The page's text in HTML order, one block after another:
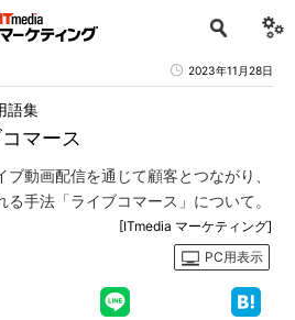
2023年11月28日
マース
語集
動画配信を通じて顧客とつながり、
手法「ライブコマース」について。
[ITmedia マーケティング]
PC用表示